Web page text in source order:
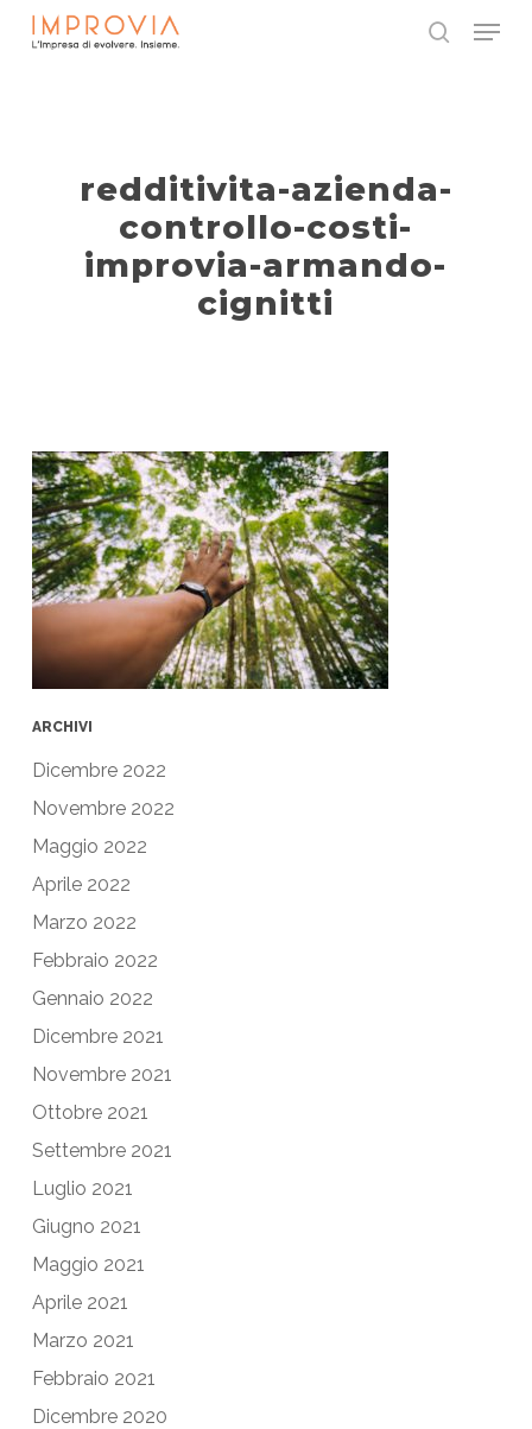
Skip
Menu
redditivita-azienda-
controllo-costi-
improvia-armando-
cignitti
ARCHIVI
Dicembre 2022
Novembre 2022
Maggio 2022
Aprile 2022
Marzo 2022
Febbraio 2022
Gennaio 2022
Dicembre 2021
Novembre 2021
Ottobre 2021
Settembre 2021
Luglio 2021
Giugno 2021
Maggio 2021
Aprile 2021
Marzo 2021
Febbraio 2021
Dicembre 2020